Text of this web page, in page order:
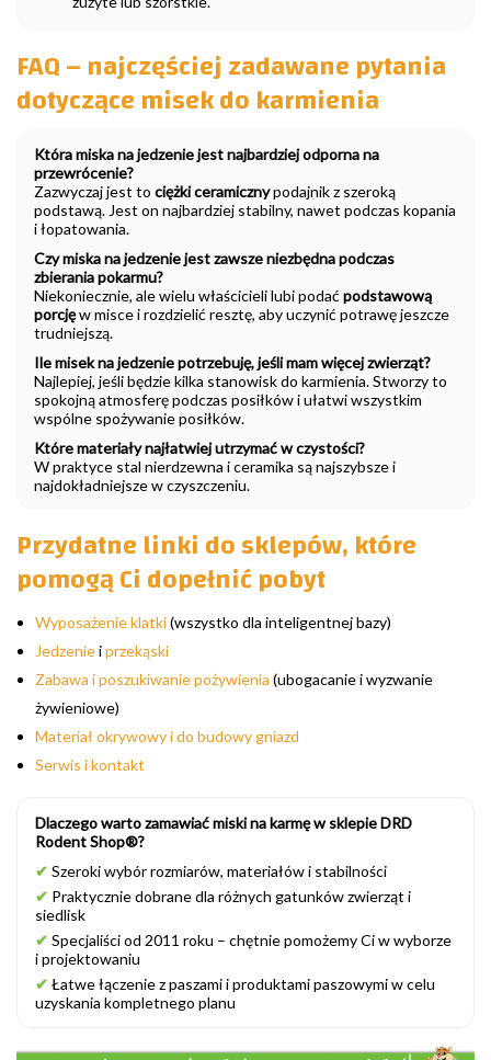
FAQ – najczęściej zadawane pytania
dotyczące misek do karmienia
Która miska na jedzenie jest najbardziej odporna na
przewrócenie?
Zazwyczaj jest to ciężki ceramicznypodajnik z szeroką
podstawą. Jest on najbardziej stabilny, nawet podczas kopania
i łopatowania.
Czy miska na jedzenie jest zawsze niezbędna podczas
zbierania pokarmu?
Niekoniecznie, ale wielu właścicieli lubi podać podstawową
porcjęw misce i rozdzielić resztę, aby uczynić potrawę jeszcze
trudniejszą.
Ile misek na jedzenie potrzebuję, jeśli mam więcej zwierząt?
Najlepiej, jeśli będzie kilka stanowisk do karmienia. Stworzy to
spokojną atmosferę podczas posiłków i ułatwi wszystkim
wspólne spożywanie posiłków.
Które materiały najłatwiej utrzymać w czystości?
W praktyce stal nierdzewna i ceramika są najszybsze i
najdokładniejsze w czyszczeniu.
Przydatne linki do sklepów, które
pomogą Ci dopełnić pobyt
Wyposażenie klatki(wszystko dla inteligentnej bazy)
Jedzenieiprzekąski
Zabawa i poszukiwanie pożywienia (ubogacanie i wyzwanie
żywieniowe)
Materiał okrywowy i do budowy gniazd
Serwis i kontakt
Dlaczego warto zamawiać miski na karmę w sklepie DRD
Rodent Shop®?
✔ Szeroki wybór rozmiarów, materiałów i stabilności
✔ Praktycznie dobrane dla różnych gatunków zwierząt i
siedlisk
✔ Specjaliści od 2011 roku – chętnie pomożemy Ci w wyborze
i projektowaniu
✔ Łatwe łączenie z paszami i produktami paszowymi w celu
uzyskania kompletnego planu